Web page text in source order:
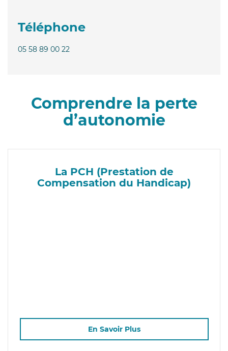
Téléphone
05 58 89 00 22
Comprendre la perte
d’autonomie
La PCH (Prestation de
Compensation du Handicap)
En Savoir Plus